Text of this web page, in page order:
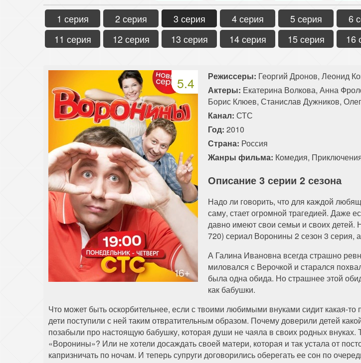
1 серия 2 серия 3 серия 4 серия 5 серия 6
11 серия
12 серия 13 серия 14 серия 15 серия 16
5.4 Режиссеры: Георгий Дронов, Леонид
Актеры: Екатерина Волкова, Анна
Борис Клюев, Станислав Дужников,
Канал: СТС
Год: 2010
Страна: Россия
Жанры фильма: Комедия,
Описание 3 серии 2 сезона
Надо ли говорить, что для каждой
саму, стает огромной трагедией. Даже
давно имеют свои семьи и своих детей.
720) сериал Воронины 2 сезон 3 серия,
А Галина Ивановна всегда страшно
миловался с Верочкой и старался
была одна обида. Но страшнее этой
как бабушки.
Что может быть оскорбительнее, если с твоими любимыми внуками сидит
дети поступили с ней таким отвратительным образом. Почему доверили детей
позабыли про настоящую бабушку, которая души не чаяла в своих родных
«Воронины»? Или не хотели досаждать своей матери, которая и так устала от
капризничать по ночам. И теперь супруги договорились оберегать ее сон по